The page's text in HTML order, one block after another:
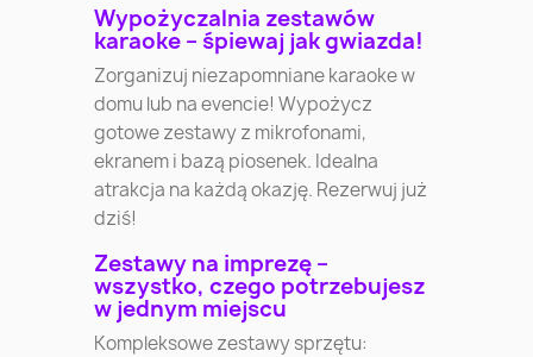
Wypożyczalnia zestawów
karaoke – śpiewaj jak gwiazda!
Zorganizuj niezapomniane karaoke w
domu lub na evencie! Wypożycz
gotowe zestawy z mikrofonami,
ekranem i bazą piosenek. Idealna
atrakcja na każdą okazję. Rezerwuj już
dziś!
Zestawy na imprezę –
wszystko, czego potrzebujesz
w jednym miejscu
Kompleksowe zestawy sprzętu: